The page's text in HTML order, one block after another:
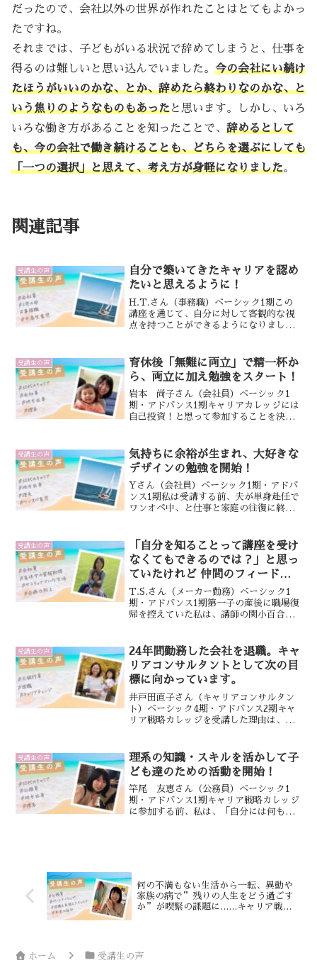
だったので、会社以外の世界が作れたことはとてもよかっ
たですね。
それまでは、子どもがいる状況で辞めてしまうと、仕事を
得るのは難しいと思い込んでいました。 今の会社にい続け
たほうがいいのかな、とか、辞めたら終わりなのかな、と
いう焦りのようなものもあったと思います。しかし、いろ
いろな働き方があることを知ったことで、 辞めるとして
も、今の会社で働き続けることも、どちらを選ぶにしても
「一つの選択」と思えて、考え方が身軽になりました。
関連記事
受講生の声
自分で築いてきたキャリアを認め
たいと思えるように！
H.T.さん（事務職）ベーシック1期この
講座を通じて、自分に対して客観的な視
点を持つことができるようになりまし
は、現在を肯定的に見ることができるよ
うになったと思います。...
受講生の声
育休後「無難に両立」で精一杯か
ら、両立に加え勉強をスタート！
岩本 尚子さん（会社員）ベーシック1
期・アドバンス1期キャリアカレッジには
自己投資！と思って参加することを決め
を受講したことで、長期的に自分の価値
観を見つめ直し、働き方...
受講生の声
気持ちに余裕が生まれ、大好きな
デザインの勉強を開始！
Yさん（会社員）ベーシック1期・アドバ
ンス1期私は受講する前、夫が単身赴任で
ワンオペ中、と仕事と家庭の往復に終わ
身を保つことができました。現在、仕事
では責任者業務を行いつ...
受講生の声
「自分を知ることって講座を受け
なくてもできるのでは？」と思っ
ていたけれど 仲間のフィードバ
ックや個別キャリアコンサルティ
ングで より深く、客観的な視点
を得ることができました
T.S.さん（メーカー勤務）ベーシック1
期・アドバンス1期第一子の産後に職場復
帰を控えていた私は、講師の関小百合さ
子育てサロンで、市が主催する育休復帰
セミナーのチラシを...
受講生の声
24年間勤務した会社を退職。キャ
リアコンサルタントとして次の目
標に向かっています。
井戸田直子さん（キャリアコンサルタン
ト）ベーシック4期・アドバンス2期キャ
リア戦略カレッジを受講した理由は、育
るときにキャリア戦略カレッジを知り、
とにかく自分と向き合い...
受講生の声
理系の知識・スキルを活かして子
ども達のための活動を開始！
竿尾 友恵さん（公務員）ベーシック1
期・アドバンス1期キャリア戦略カレッジ
に参加する前、私は、「自分には何もで
何の不満もない生活から一転、異動や
家族の病で”残りの人生をどう過ごす
か”が喫緊の課題に……キャリア戦略
ホーム 受講生の声